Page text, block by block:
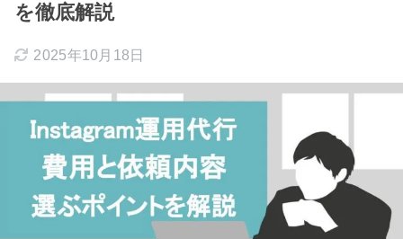
を徹底解説
2025年10月18日